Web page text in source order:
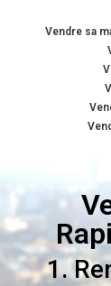
Vendre sa
1.